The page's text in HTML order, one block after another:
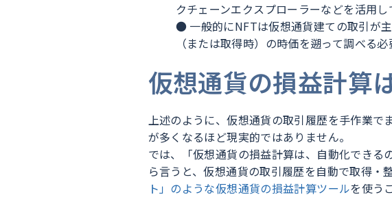
クチェーンエクスプローラーなどを活用
● 一般的にNFTは仮想通貨建ての取引が
（または取得時）の時価を遡って調べる
仮想通貨の損益計算
上述のように、仮想通貨の取引履歴を手作業
が多くなるほど現実的ではありません。
では、「仮想通貨の損益計算は、自動化でき
ら言うと、仮想通貨の取引履歴を自動で取得・
ト」のような仮想通貨の損益計算ツールを使う